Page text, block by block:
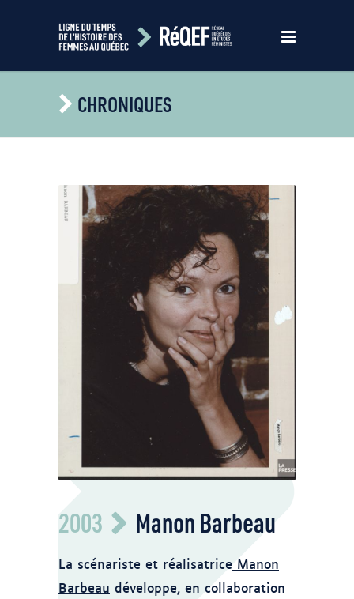
CHRONIQUES
P833,S2,D177 Photo Jean-Yves
Létourneau
https://numerique.banq.qc.ca/patrimoine/details/
2003 Manon Barbeau
La scénariste et réalisatrice Manon
Barbeau développe, en collaboration